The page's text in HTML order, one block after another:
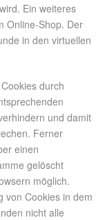
Ein weiteres
Online-Shop. Der
in den virtuellen
durch
und damit
Ferner
einen
gelöscht
möglich.
von Cookies in dem
nicht alle